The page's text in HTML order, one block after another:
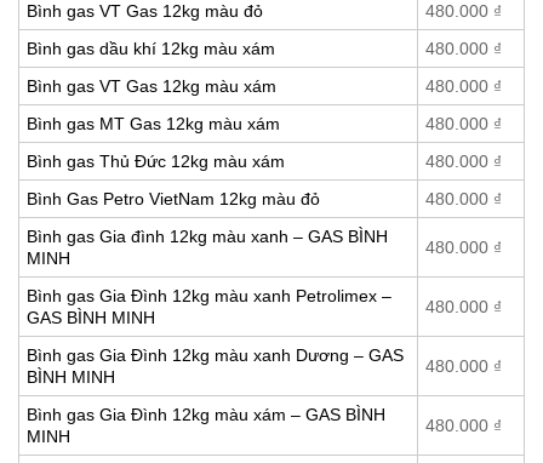
Bình gas VT Gas 12kg màu đỏ
480.000 ₫
Bình gas dầu khí 12kg màu xám
480.000 ₫
Bình gas VT Gas 12kg màu xám
480.000 ₫
Bình gas MT Gas 12kg màu xám
480.000 ₫
Bình gas Thủ Đức 12kg màu xám
480.000 ₫
Bình Gas Petro VietNam 12kg màu đỏ
480.000 ₫
Bình gas Gia đình 12kg màu xanh – GAS BÌNH
MINH
480.000 ₫
Bình gas Gia Đình 12kg màu xanh Petrolimex –
GAS BÌNH MINH
480.000 ₫
Bình gas Gia Đình 12kg màu xanh Dương – GAS
BÌNH MINH
480.000 ₫
Bình gas Gia Đình 12kg màu xám – GAS BÌNH
MINH
480.000 ₫